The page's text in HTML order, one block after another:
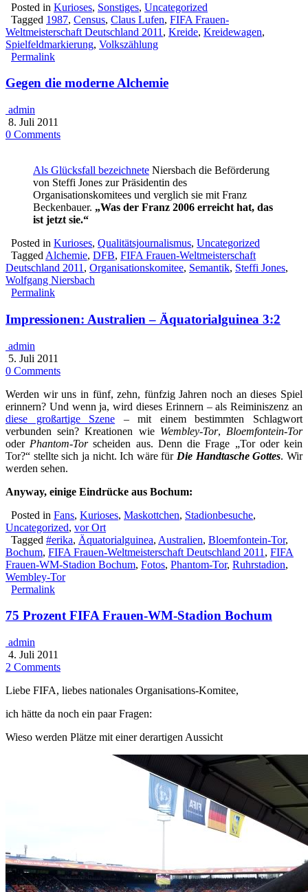
Posted in Kurioses, Sonstiges, Uncategorized
Tagged 1987, Census, Claus Lufen, FIFA Frauen-
Weltmeisterschaft Deutschland 2011 , Kreide, Kreidewagen,
Spielfeldmarkierung, Volkszählung
Permalink
Gegen die moderne Alchemie
admin
8. Juli 2011
0 Comments
Als Glücksfall bezeichnete Niersbach die Beförderung
von Steffi Jones zur Präsidentin des
Organisationskomitees und verglich sie mit Franz
Beckenbauer. „Was der Franz 2006 erreicht hat, das
ist jetzt sie.“
Posted in Kurioses, Qualitätsjournalismus, Uncategorized
Tagged Alchemie, DFB, FIFA Frauen-Weltmeisterschaft
Deutschland 2011 , Organisationskomitee, Semantik, Steffi Jones,
Wolfgang Niersbach
Permalink
Impressionen: Australien – Äquatorialguinea 3:2
admin
5. Juli 2011
0 Comments
Werden wir uns in fünf, zehn, fünfzig Jahren noch an dieses Spiel
erinnern? Und wenn ja, wird dieses Erinnern – als Reiminiszenz an
diese großartige Szene – mit einem bestimmten Schlagwort
verbunden sein? Kreationen wie Wembley-Tor, Bloemfontein-Tor
oder Phantom-Torscheiden aus. Denn die Frage „Tor oder kein
Tor?“ stellte sich ja nicht. Ich wäre für Die Handtasche Gottes. Wir
werden sehen.
Anyway, einige Eindrücke aus Bochum:
Posted in Fans, Kurioses, Maskottchen, Stadionbesuche,
Uncategorized, vor Ort
Tagged #erika, Äquatorialguinea, Australien, Bloemfontein-Tor,
Bochum, FIFA Frauen-Weltmeisterschaft Deutschland 2011 , FIFA
Frauen-WM-Stadion Bochum, Fotos, Phantom-Tor, Ruhrstadion,
Wembley-Tor
Permalink
75 Prozent FIFA Frauen-WM-Stadion Bochum
admin
4. Juli 2011
2 Comments
Liebe FIFA, liebes nationales Organisations-Komitee,
ich hätte da noch ein paar Fragen:
Wieso werden Plätze mit einer derartigen Aussicht